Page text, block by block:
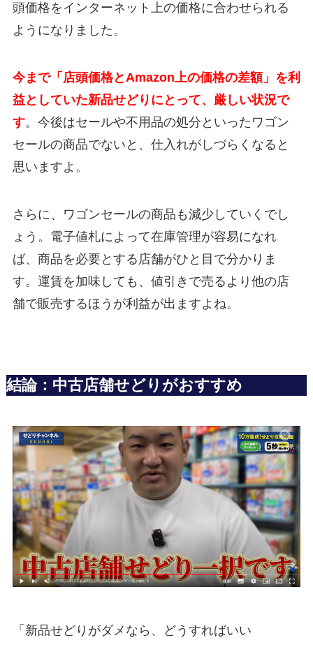
頭価格をインターネット上の価格に合わせられる
ようになりました。
今まで「店頭価格とAmazon上の価格の差額」を利
益としていた新品せどりにとって、厳しい状況で
す。今後はセールや不用品の処分といったワゴン
セールの商品でないと、仕入れがしづらくなると
思いますよ。
さらに、ワゴンセールの商品も減少していくでし
ょう。電子値札によって在庫管理が容易になれ
ば、商品を必要とする店舗がひと目で分かりま
す。運賃を加味しても、値引きで売るより他の店
舗で販売するほうが利益が出ますよね。
結論：中古店舗せどりがおすすめ
「新品せどりがダメなら、どうすればいい